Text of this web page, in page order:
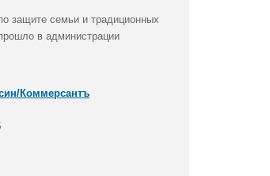
защите семьи и традиционных
в администрации
Коммерсантъ